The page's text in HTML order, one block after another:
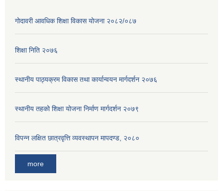
गोदावरी आवधिक शिक्षा विकास योजना २०८२/०८७
शिक्षा निति २०७६
स्थानीय पाठ्यक्रम विकास तथा कार्यान्वयन मार्गदर्शन २०७६
स्थानीय तहको शिक्षा योजना निर्माण मार्गदर्शन २०७९
विपन्न लक्षित छात्रवृत्ति व्यवस्थापन मापदण्ड, २०८०
more